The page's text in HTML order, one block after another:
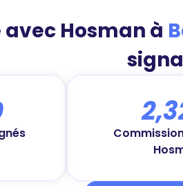
Hosman à